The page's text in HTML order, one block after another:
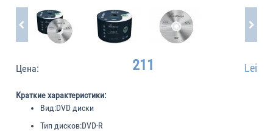
Цена: 211 Lei
Краткие характеристики:
Вид:DVD диски
Тип дисков:DVD-R